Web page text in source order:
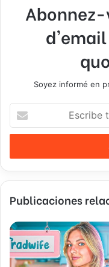
Soyez informé en
c
i
b
t
c
o
r
r
Publicaciones